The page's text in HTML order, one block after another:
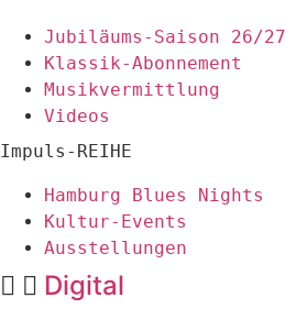
Jubiläums-Saison 26/27
Klassik-Abonnement
Musikvermittlung
Videos
Impuls-REIHE
Hamburg Blues Nights
Kultur-Events
Ausstellungen
Digital